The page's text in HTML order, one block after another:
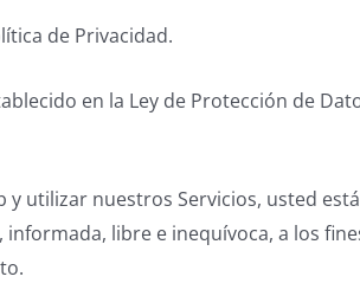
de Privacidad.
en la Ley de Protección de
utilizar nuestros Servicios, usted
libre e inequívoca, a los